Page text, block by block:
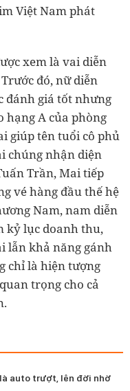
Việt Nam phát
xem là vai diễn
đó, nữ diễn
đánh giá tốt nhưng
hạng A của phòng
giúp tên tuổi cô phủ
chúng nhận diện
Trần, Mai tiếp
vé hàng đầu thế hệ
Nam, nam diễn
kỷ lục doanh thu,
lẫn khả năng gánh
chỉ là hiện tượng
trọng cho cả
auto trượt, lên đời nhờ